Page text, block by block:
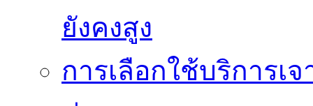
ยังคงสูง
การเลือกใช้บริการเ